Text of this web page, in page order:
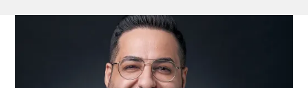
Finance & comptabilité